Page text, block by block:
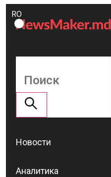
ROMÂNĂ
RU
Поддержать
NM
Новости
Аналитика